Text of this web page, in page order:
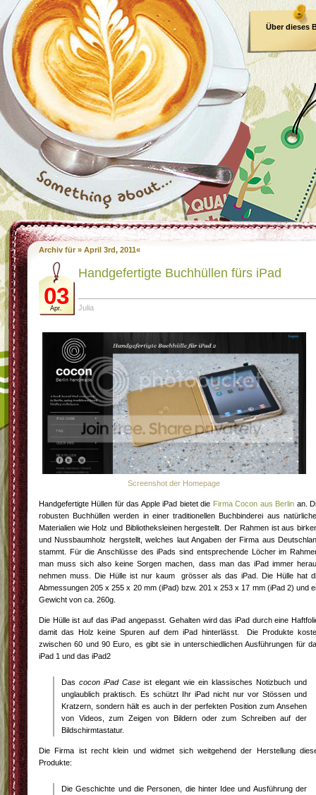
Über dieses
Archiv für » April 3rd, 2011«
03
Apr.
Handgefertigte Buchhüllen fürs iPad
Julia
Screenshot der Homepage
Handgefertigte Hüllen für das Apple iPad bietet die Firma Cocon aus Berlin an.
robusten Buchhüllen werden in einer traditionellen Buchbinderei aus
Materialien wie Holz und Bibliotheksleinen hergestellt. Der Rahmen ist aus
und Nussbaumholz hergstellt, welches laut Angaben der Firma aus
stammt. Für die Anschlüsse des iPads sind entsprechende Löcher im
man muss sich also keine Sorgen machen, dass man das iPad immer
nehmen muss. Die Hülle ist nur kaum grösser als das iPad. Die Hülle hat
Abmessungen 205 x 255 x 20 mm (iPad) bzw. 201 x 253 x 17 mm (iPad 2) und
Gewicht von ca. 260g.
Die Hülle ist auf das iPad angepasst. Gehalten wird das iPad durch eine
damit das Holz keine Spuren auf dem iPad hinterlässt. Die Produkte
zwischen 60 und 90 Euro, es gibt sie in unterschiedlichen Ausführungen für
iPad 1 und das iPad2
Das cocon iPad Case ist elegant wie ein klassisches Notizbuch und
unglaublich praktisch. Es schützt Ihr iPad nicht nur vor Stössen und
Kratzern, sondern hält es auch in der perfekten Position zum Ansehen
von Videos, zum Zeigen von Bildern oder zum Schreiben auf der
Bildschirmtastatur.
Die Firma ist recht klein und widmet sich weitgehend der Herstellung
Produkte:
Die Geschichte und die Personen, die hinter Idee und Ausführung der